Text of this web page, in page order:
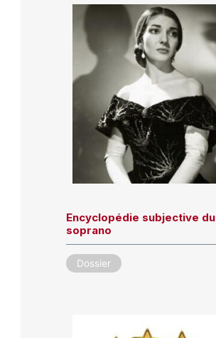
Encyclopédie subjective du
soprano
Dossier